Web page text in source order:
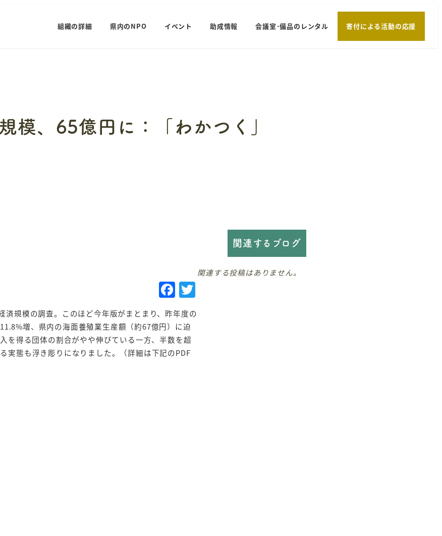
組織の詳細 県内のNPO イベント 助成情報 会議室･備品のレンタル 寄付による活動の応援
模、65億円に：「わかつく」
F
a
c
e
b
w
it
規模の調査。このほど今年版がまとまり、昨年度の
増、県内の海面養殖業生産額（約67億円）に迫
を得る団体の割合がやや伸びている一方、半数を超
実態も浮き彫りになりました。（詳細は下記のPDF
関連するブログ
関連する投稿はありません。